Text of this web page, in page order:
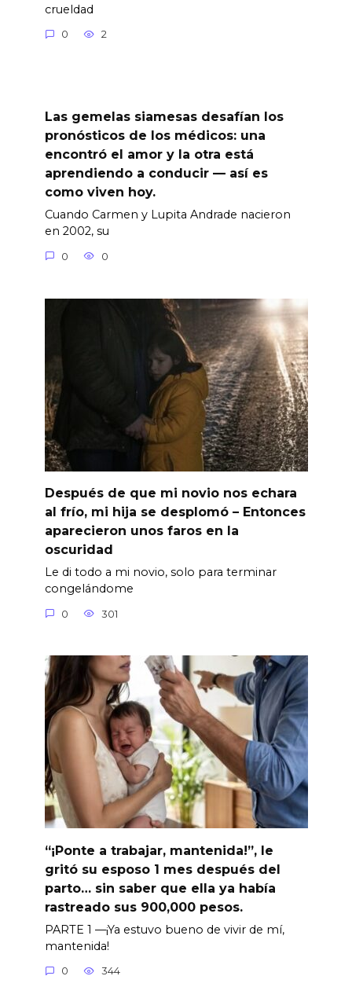
crueldad
0 2
Las gemelas siamesas desafían los
pronósticos de los médicos: una
encontró el amor y la otra está
aprendiendo a conducir — así es
como viven hoy.
Cuando Carmen y Lupita Andrade nacieron
en 2002, su
0 0
Después de que mi novio nos echara
al frío, mi hija se desplomó – Entonces
aparecieron unos faros en la
oscuridad
Le di todo a mi novio, solo para terminar
congelándome
0 301
“¡Ponte a trabajar, mantenida!”, le
gritó su esposo 1 mes después del
parto… sin saber que ella ya había
rastreado sus 900,000 pesos.
PARTE 1 —¡Ya estuvo bueno de vivir de mí,
mantenida!
0 344